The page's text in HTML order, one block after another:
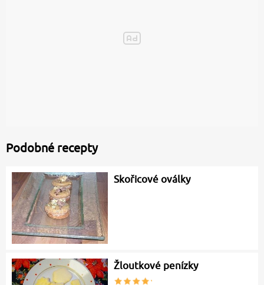
Podobné recepty
Skořicové oválky
Žloutkové penízky